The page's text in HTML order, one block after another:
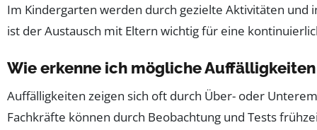
Im Kindergarten werden durch gezielte Aktivitäten
ist der Austausch mit Eltern wichtig für eine
Wie erkenne ich mögliche
Auffälligkeiten zeigen sich oft durch Über- oder
Fachkräfte können durch Beobachtung und Tests